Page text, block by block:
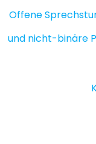
Offene
und nicht-binäre